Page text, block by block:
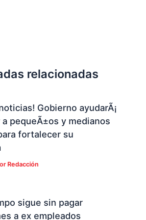
relacionadas
Gobierno ayudarÃ¡
pequeÃ±os y medianos
fortalecer su
Redacción
sigue sin pagar
a ex empleados